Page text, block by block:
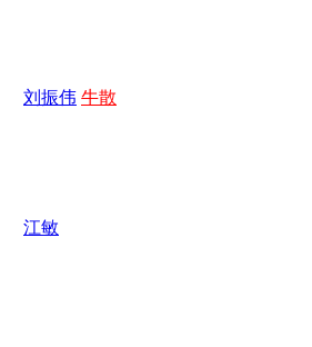
刘振伟 牛散
江敏